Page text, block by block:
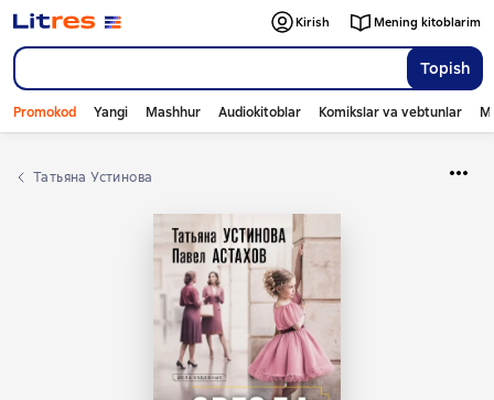
Topish
Kirish Mening kitoblarim
Promokod Yangi Mashhur Audiokitoblar Komikslar va vebtunlar
Татьяна Устинова